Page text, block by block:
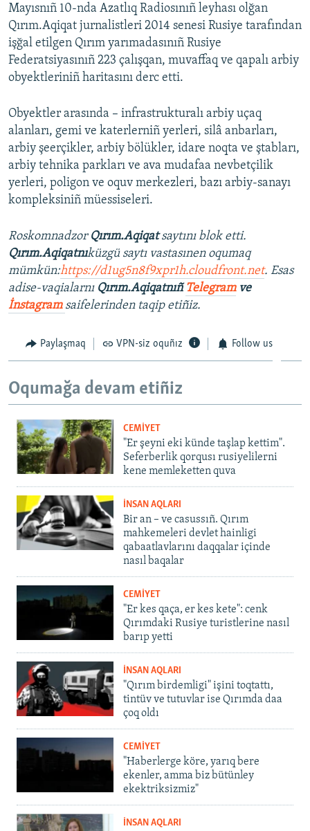
Mayısnıñ 10-nda Azatlıq Radiosınıñ leyhası olğan
Qırım.Aqiqat jurnalistleri 2014 senesi Rusiye tarafından
işğal etilgen Qırım yarımadasınıñ Rusiye
Federatsiyasınıñ 223 çalışqan, muvaffaq ve qapalı arbiy
obyektleriniñ haritasını derc etti.
Obyektler arasında – infrastrukturalı arbiy uçaq
alanları, gemi ve katerlerniñ yerleri, silâ anbarları,
arbiy şeerçikler, arbiy bölükler, idare noqta ve ştabları,
arbiy tehnika parkları ve ava mudafaa nevbetçilik
yerleri, poligon ve oquv merkezleri, bazı arbiy-sanayı
kompleksiniñ müessiseleri.
Roskomnadzor Qırım.Aqiqatsaytını blok etti.
Qırım.Aqiqatnıküzgü saytı vastasınen oqumaq
mümkün:https://d1ug5n8f9xpr1h.cloudfront.net. Esas
adise-vaqialarnı Qırım.AqiqatnıñTelegramve
İnstagram saifelerinden taqip etiñiz.
Paylaşmaq VPN-siz oquñız Follow us
Oqumağa devam etiñiz
CEMİYET
"Er şeyni eki künde taşlap kettim".
Seferberlik qorqusı rusiyelilerni
kene memleketten quva
İNSAN AQLARI
Bir an – ve casussıñ. Qırım
mahkemeleri devlet hainligi
qabaatlavlarını daqqalar içinde
nasıl baqalar
CEMİYET
"Er kes qaça, er kes kete": cenk
Qırımdaki Rusiye turistlerine nasıl
barıp yetti
İNSAN AQLARI
"Qırım birdemligi" işini toqtattı,
tintüv ve tutuvlar ise Qırımda daa
çoq oldı
CEMİYET
"Haberlerge köre, yarıq bere
ekenler, amma biz bütünley
ekektriksizmiz"
İNSAN AQLARI